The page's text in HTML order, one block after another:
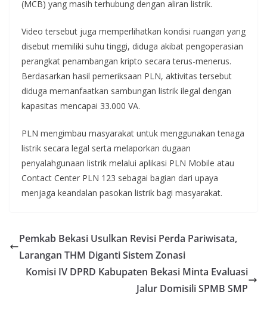
(MCB) yang masih terhubung dengan aliran listrik.
Video tersebut juga memperlihatkan kondisi ruangan yang
disebut memiliki suhu tinggi, diduga akibat pengoperasian
perangkat penambangan kripto secara terus-menerus.
Berdasarkan hasil pemeriksaan PLN, aktivitas tersebut
diduga memanfaatkan sambungan listrik ilegal dengan
kapasitas mencapai 33.000 VA.
PLN mengimbau masyarakat untuk menggunakan tenaga
listrik secara legal serta melaporkan dugaan
penyalahgunaan listrik melalui aplikasi PLN Mobile atau
Contact Center PLN 123 sebagai bagian dari upaya
menjaga keandalan pasokan listrik bagi masyarakat.
Pemkab Bekasi Usulkan Revisi Perda Pariwisata,
Larangan THM Diganti Sistem Zonasi
Komisi IV DPRD Kabupaten Bekasi Minta Evaluasi
Jalur Domisili SPMB SMP